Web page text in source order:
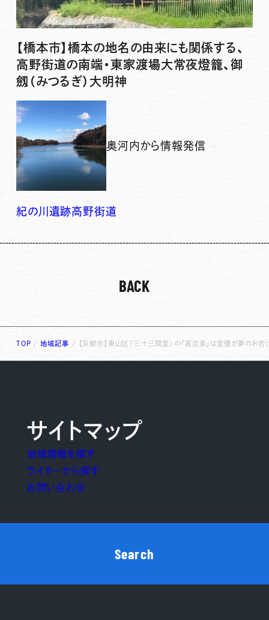
【橋本市】橋本の地名の由来にも関係する、
高野街道の南端・東家渡場大常夜燈籠、御
劔（みつるぎ）大明神
奥河内から情報発信
紀の川 遺跡高野街道
BACK
TOP /地域記事 / 【京都市】東山区『三十三間堂』の「夜泣泉」は堂僧が夢のお告
サイトマップ
地域情報を探す
ライターから探す
お問い合わせ
Search